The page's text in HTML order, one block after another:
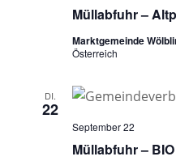
Müllabfuhr –
Marktgemeinde
Österreich
DI.
22
Müllabfuhr – BIO
September 22